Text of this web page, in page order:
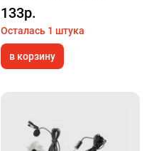
133р.
Осталась 1 штука
в корзину